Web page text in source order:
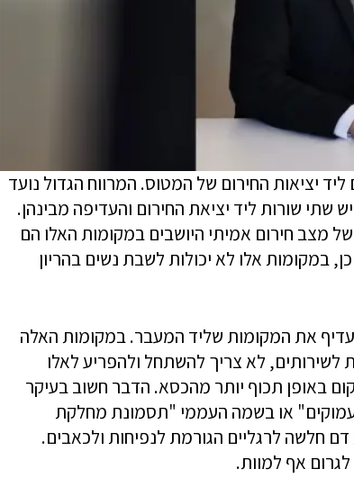
יציאות החירום של המטוס. המרווח הגדול נועד
שורות ליד יציאת החירום והעדיפה מבינהן.
מצב חירום אמיתי היושבים במקומות האלו הם
במקומות אלו לא יכולות לשבת נשים בהריון
את המקומות שליד המעבר. במקומות האלה
לשירותים, לא צריך להשתחל ולהפריע לאלו
באופן תכוף יותר מהכסא. הדבר חשוב בעיקר
או בשמה העממי "תסמונת מחלקת
חלשה לרגליים הגורמת לנפיחות ולכאבים.
אף למוות.